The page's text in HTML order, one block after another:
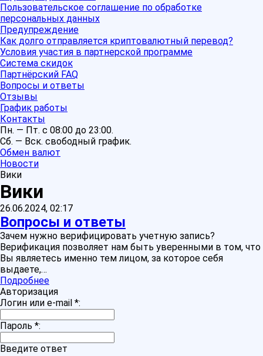
Пользовательское соглашение по обработке
персональных данных
Предупреждение
Как долго отправляется криптовалютный перевод?
Условия участия в партнерской программе
Система скидок
Партнёрский FAQ
Вопросы и ответы
Отзывы
График работы
Контакты
Пн. — Пт. с 08:00 до 23:00.
Сб. — Вск. свободный график.
Обмен валют
Новости
Вики
Вики
26.06.2024, 02:17
Вопросы и ответы
Зачем нужно верифицировать учетную запись?
Верификация позволяет нам быть уверенными в том, что
Вы являетесь именно тем лицом, за которое себя
выдаете,…
Подробнее
Авторизация
Логин или e-mail *:
Пароль *:
Введите ответ